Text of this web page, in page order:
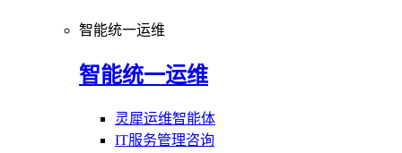
智能统一运维
智能统一运维
灵犀运维智能体
IT服务管理咨询